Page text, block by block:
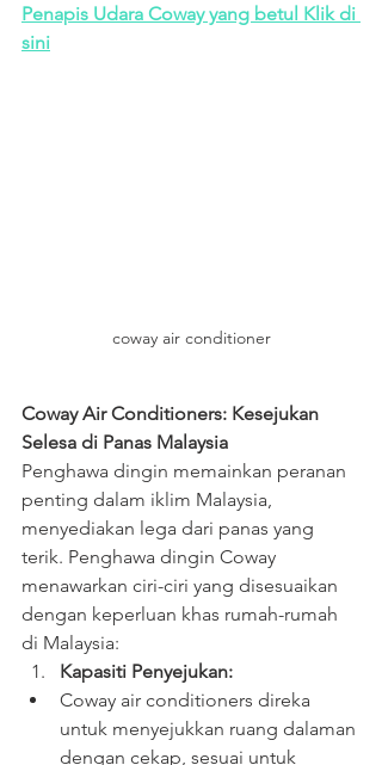
Penapis Udara Coway yang betul Klik di
sini
coway air conditioner
Coway Air Conditioners: Kesejukan
Selesa di Panas Malaysia
Penghawa dingin memainkan peranan
penting dalam iklim Malaysia,
menyediakan lega dari panas yang
terik. Penghawa dingin Coway
menawarkan ciri-ciri yang disesuaikan
dengan keperluan khas rumah-rumah
di Malaysia:
Kapasiti Penyejukan:
Coway air conditioners direka
untuk menyejukkan ruang dalaman
dengan cekap, sesuai untuk